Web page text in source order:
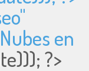
en
?>